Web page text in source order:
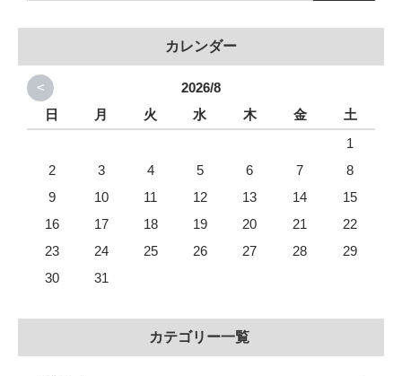
カレンダー
<
2026/8
日
月 火 水 木 金
土
1
2
3 4 5 6 7
8
9
10 11 12 13 14
15
16
17 18 19 20 21
22
23
24 25 26 27 28
29
30
31
カテゴリー一覧